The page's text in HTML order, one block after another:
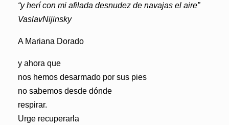
“y herí con mi afilada desnudez de navajas el aire”
VaslavNijinsky
A Mariana Dorado
y ahora que
nos hemos desarmado por sus pies
no sabemos desde dónde
respirar.
Urge recuperarla